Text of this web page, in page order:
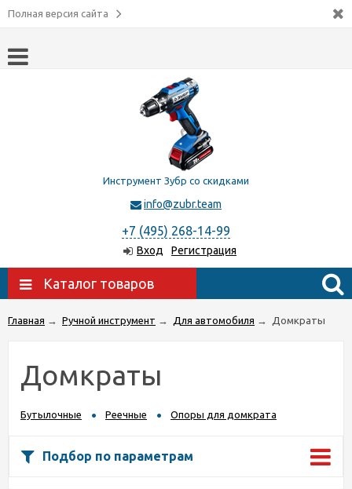
Полная версия сайта
Инструмент Зубр со скидками
info@zubr.team
+7 (495) 268-14-99
Вход Регистрация
Каталог товаров
Главная → Ручной инструмент → Для автомобиля → Домкраты
Домкраты
Бутылочные Реечные Опоры для домкрата
Подбор по параметрам